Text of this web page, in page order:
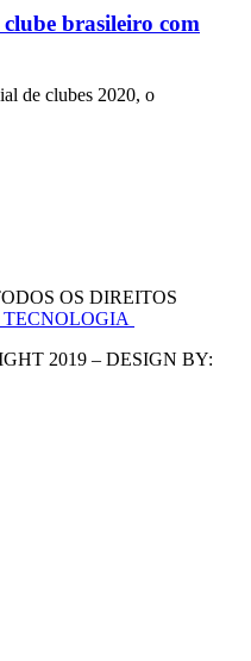
brasileiro com
de clubes 2020, o
OS DIREITOS
2019 – DESIGN BY: